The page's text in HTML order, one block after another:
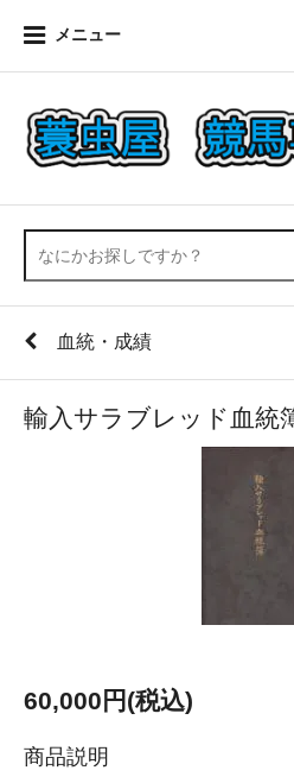
メニュー
血統・成績
輸入サラブレッド血
60,000円(税込)
商品説明